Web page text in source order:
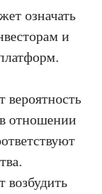
означать
и
отношении
возбудить